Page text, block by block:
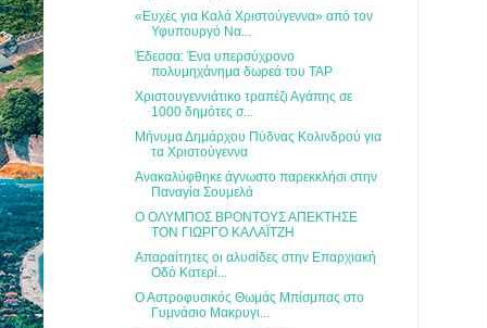
«Ευχές για Καλά Χριστούγεννα» από τον
Υφυπουργό Να...
Έδεσσα: Ένα υπερσύχρονο
πολυμηχάνημα δωρεά του TAP
Χριστουγεννιάτικο τραπέζι Αγάπης σε
1000 δημότες σ...
Μήνυμα Δημάρχου Πύδνας Κολινδρού για
τα Χριστούγεννα
Ανακαλύφθηκε άγνωστο παρεκκλήσι στην
Παναγία Σουμελά
Ο ΟΛΥΜΠΟΣ ΒΡΟΝΤΟΥΣ ΑΠΕΚΤΗΣΕ
ΤΟΝ ΓΙΩΡΓΟ ΚΑΛΑΪΤΖΗ
Απαραίτητες οι αλυσίδες στην Επαρχιακή
Οδό Κατερί...
Ο Αστροφυσικός Θωμάς Μπίσμπας στο
Γυμνάσιο Μακρυγι...